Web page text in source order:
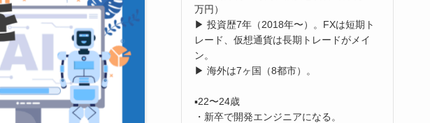
万円）
▶︎ 投資歴7年（2018年〜）。FXは短期ト
レード、仮想通貨は長期トレードがメイ
ン。
▶︎ 海外は7ヶ国（8都市）。
▪️22〜24歳
・新卒で開発エンジニアになる。